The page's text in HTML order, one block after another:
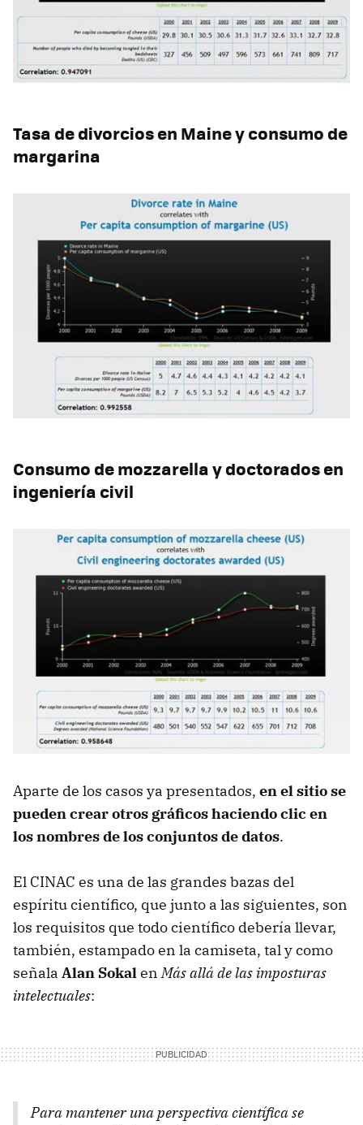
Tasa de divorcios en Maine y consumo de
margarina
Consumo de mozzarella y doctorados en
ingeniería civil
Aparte de los casos ya presentados, en el sitio se
pueden crear otros gráficos haciendo clic en
los nombres de los conjuntos de datos.
El CINAC es una de las grandes bazas del
espíritu científico, que junto a las siguientes, son
los requisitos que todo científico debería llevar,
también, estampado en la camiseta, tal y como
señala Alan SokalenMás allá de las imposturas
intelectuales:
Para mantener una perspectiva científica se